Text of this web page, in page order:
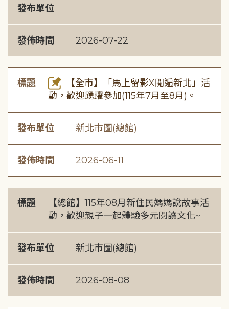
發布單位
發佈時間 2026-07-22
標題
【全市】「馬上留影X閱遍新北」活
動，歡迎踴躍參加(115年7月至8月)。
發布單位 新北市圖(總館)
發佈時間 2026-06-11
標題
【總館】115年08月新住民媽媽說故事活
動，歡迎親子一起體驗多元閱讀文化~
發布單位 新北市圖(總館)
發佈時間 2026-08-08